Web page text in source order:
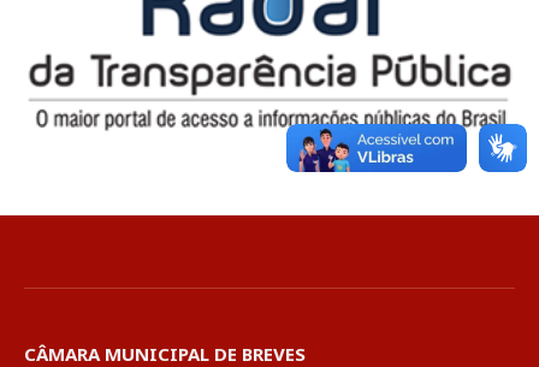
CÂMARA MUNICIPAL DE BREVES